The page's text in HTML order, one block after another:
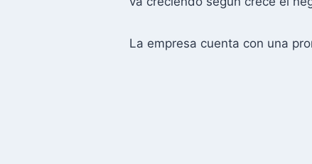
La empresa cuenta con una